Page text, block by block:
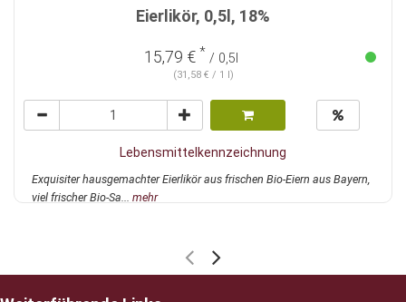
Eierlikör, 0,5l, 18%
15,79 € * / 0,5l
(31,58 € / 1 l)
Lebensmittelkennzeichnung
Exquisiter hausgemachter Eierlikör aus frischen Bio-Eiern aus Bayern,
viel frischer Bio-Sa... mehr